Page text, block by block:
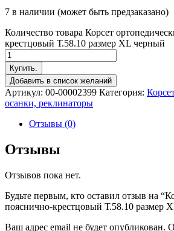
7 в наличии (может быть предзаказано)
Количество товара Корсет
крестцовый Т.58.10 размер XL черный
Купить.
Добавить в список желаний
Артикул: 00-00002399 Категория:
осанки, реклинаторы
Отзывы (0)
Отзывы
Отзывов пока нет.
Будьте первым, кто оставил отзыв на
пояснично-крестцовый Т.58.10 размер
Ваш адрес email не будет опубликован.